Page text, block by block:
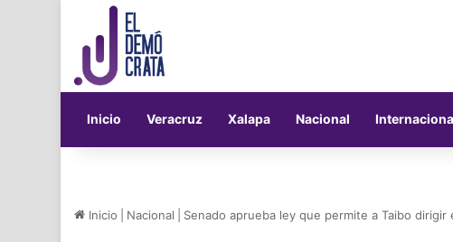
Inicio Veracruz Xalapa Nacional
Inicio Nacional Senado aprueba ley que permite a Taibo dirigir